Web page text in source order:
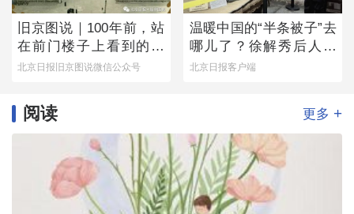
旧京图说｜100年前，站
在前门楼子上看到的是
这番景象
北京日报旧京图说微信公众号
温暖中国的“半条被子”去
哪儿了？徐解秀后人道
出令人落泪的真相
北京日报客户端
阅读 更多 +